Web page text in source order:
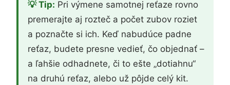
💡 Tip: Pri výmene samotnej reťaze rovno
premerajte aj rozteč a počet zubov roziet
a poznačte si ich. Keď nabudúce padne
reťaz, budete presne vedieť, čo objednať –
a ľahšie odhadnete, či to ešte „dotiahnu“
na druhú reťaz, alebo už pôjde celý kit.